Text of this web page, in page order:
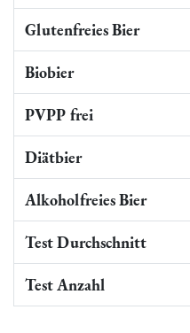
Glutenfreies Bier
Biobier
PVPP frei
Diätbier
Alkoholfreies Bier
Test Durchschnitt
Test Anzahl